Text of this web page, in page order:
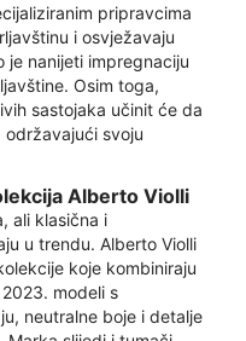
pripravcima
i osvježavaju
je nanijeti impregnaciju
Osim toga,
sastojaka učinit će da
svoju
Alberto Violli
ali klasična i
u trendu. Alberto Violli
koje kombiniraju
modeli s
neutralne boje i detalje